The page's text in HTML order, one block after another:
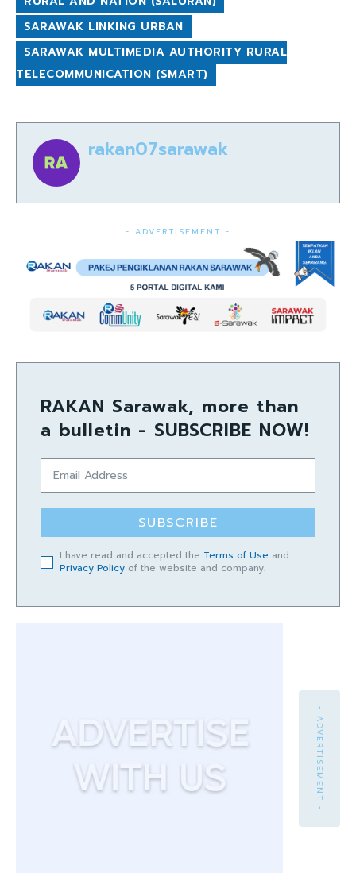
SARAWAK LINKING URBAN
SARAWAK MULTIMEDIA AUTHORITY RURAL
TELECOMMUNICATION (SMART)
rakan07sarawak
- ADVERTISEMENT -
RAKAN Sarawak, more than
a bulletin - SUBSCRIBE NOW!
SUBSCRIBE
I have read and accepted the Terms of Use and
Privacy Policy of the website and company.
- ADVERTISEMENT -